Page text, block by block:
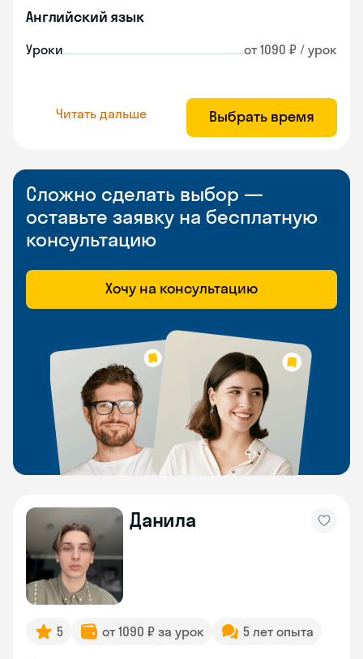
Английский язык
Уроки от 1090 ₽ / урок
Читать дальше Выбрать время
Сложно сделать выбор —
оставьте заявку на бесплатную
консультацию
Хочу на консультацию
Данила
5 от 1090 ₽ за урок 5 лет опыта